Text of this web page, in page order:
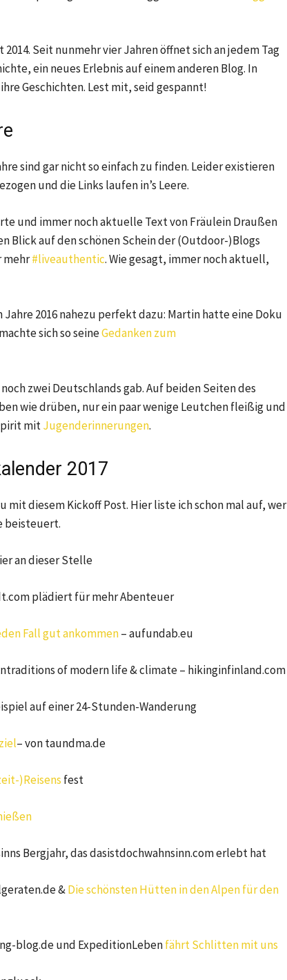
Seit nunmehr vier Jahren öffnet sich an jedem Tag
ein neues Erlebnis auf einem anderen Blog. In
Geschichten. Lest mit, seid gespannt!
sind gar nicht so einfach zu finden. Leider existieren
und die Links laufen in’s Leere.
und immer noch aktuelle Text von Fräulein Draußen
Blick auf den schönen Schein der (Outdoor-)Blogs
mehr#liveauthentic. Wie gesagt, immer noch aktuell,
2016 nahezu perfekt dazu: Martin hatte eine Doku
sich so seineGedanken zum
zwei Deutschlands gab. Auf beiden Seiten des
wie drüben, nur ein paar wenige Leutchen fleißig und
mitJugenderinnerungen.
2017
mit diesem Kickoff Post. Hier liste ich schon mal auf, wer
beisteuert.
an dieser Stelle
plädiert für mehr Abenteuer
Fall gut ankommen– aufundab.eu
of modern life & climate – hikinginfinland.com
auf einer 24-Stunden-Wanderung
– von taundma.de
)Reisens fest
Bergjahr, das dasistdochwahnsinn.com erlebt hat
&Die schönsten Hütten in den Alpen für den
blog.de und ExpeditionLebenfährt Schlitten mit uns